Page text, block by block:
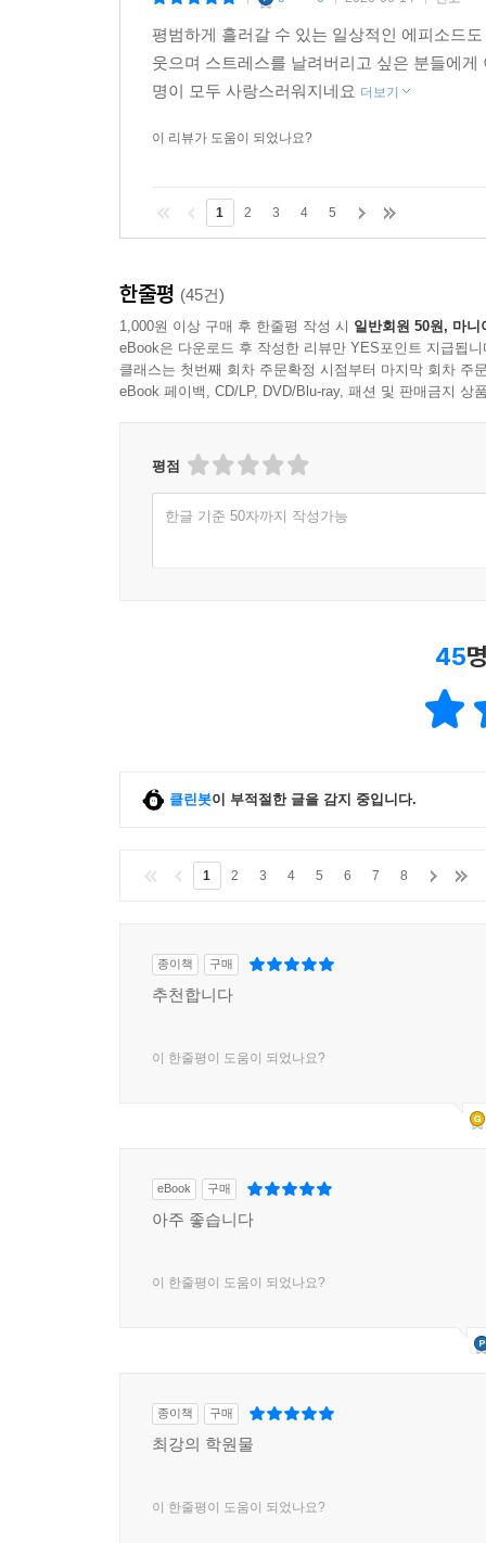
평범하게 흘러갈 수 있는 일상적인 에피소드
웃으며 스트레스를 날려버리고 싶은 분들에
명이 모두 사랑스러워지네요 더보기
이 리뷰가 도움이 되었나요?
1 2 3 4 5
한줄평 (45건)
1,000원 이상 구매 후 한줄평 작성 시 일반회원 50원, 마니
eBook은 다운로드 후 작성한 리뷰만 YES포인트 지급됩니
클래스는 첫번째 회차 주문확정 시점부터 마지막 회차 주
eBook 페이백, CD/LP, DVD/Blu-ray, 패션 및 판매금지 상
평점
한글 기준 50자까지 작성가능
45
클린봇이 부적절한 글을 감지 중입니다.
1 2 3 4 5 6 7 8
종이책 구매
추천합니다
이 한줄평이 도움이 되었나요?
eBook 구매
아주 좋습니다
이 한줄평이 도움이 되었나요?
종이책 구매
최강의 학원물
이 한줄평이 도움이 되었나요?